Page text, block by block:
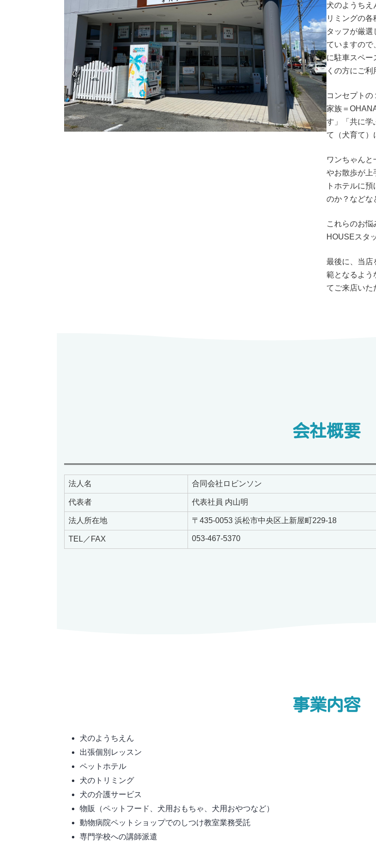
犬のようちえ
リミングの
タッフが厳
ていますので
に駐車スペー
くの方にご利
コンセプトの
家族＝
す」「共に学
て（犬育て）
ワンちゃん
やお散歩が上
トホテルに
のか？などな
これらのお
HOUSEスタ
最後に、当店
範となるよう
てご来店いた
会社概要
法人名 合同会社ロビンソン
代表者 代表社員 内山明
法人所在地 〒435-0053 浜松市中央区上新屋町229-18
TEL／FAX 053-467-5370
事業内容
犬のようちえん
出張個別レッスン
ペットホテル
犬のトリミング
犬の介護サービス
物販（ペットフード、犬用おもちゃ、犬用おやつなど）
動物病院ペットショップでのしつけ教室業務受託
専門学校への講師派遣